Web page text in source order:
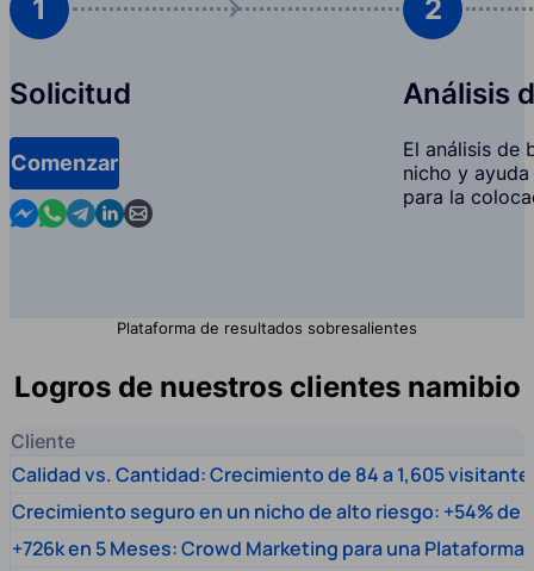
1
Solicitud
Comenzar
Contact us in Messenger
Contact us in WhatsApp
Contact us in Telegram
Contact us in Linkedin
Contact us by email
2
Análisis
El análisis de
nicho y
para la
Plataforma de resultados sobresalientes
Logros de nuestros clientes namibio
Cliente
Calidad vs. Cantidad: Crecimiento de 84 a 1,605
Crecimiento seguro en un nicho de alto riesgo: +54% de
+726k en 5 Meses: Crowd Marketing para una